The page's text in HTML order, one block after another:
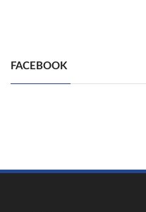
FACEBOOK